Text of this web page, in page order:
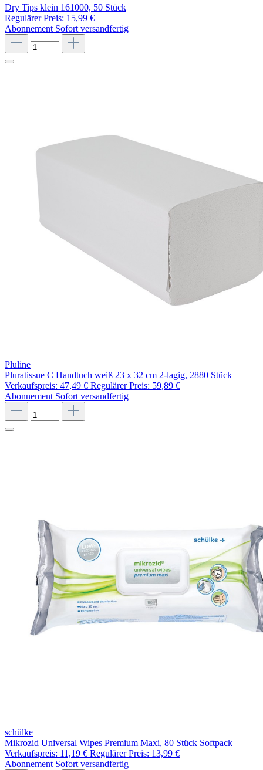
Dry Tips klein 161000, 50 Stück
Regulärer Preis: 15,99 €
Abonnement Sofort versandfertig
Pluline
Pluratissue C Handtuch weiß 23 x 32 cm 2-lagig, 2880 Stück
Verkaufspreis: 47,49 € Regulärer Preis: 59,89 €
Abonnement Sofort versandfertig
schülke
Mikrozid Universal Wipes Premium Maxi, 80 Stück Softpack
Verkaufspreis: 11,19 € Regulärer Preis: 13,99 €
Abonnement Sofort versandfertig